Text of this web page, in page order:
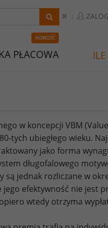
NOWOŚĆ
PŁACOWA
w koncepcji VBM
tych ubiegłego wieku.
jako forma
długofalowego
jednak rozliczane w
efektywność nie jest
wtedy otrzyma